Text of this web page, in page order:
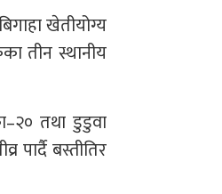
खेतीयोग्य
तीन स्थानीय
तथा डुडुवा
पार्दै बस्तीतिर